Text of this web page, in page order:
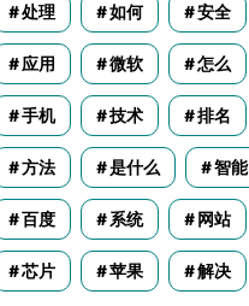
处理 如何 安全
应用 微软 怎么
手机 技术 排名
方法 是什么 智能
百度 系统 网站
芯片 苹果 解决